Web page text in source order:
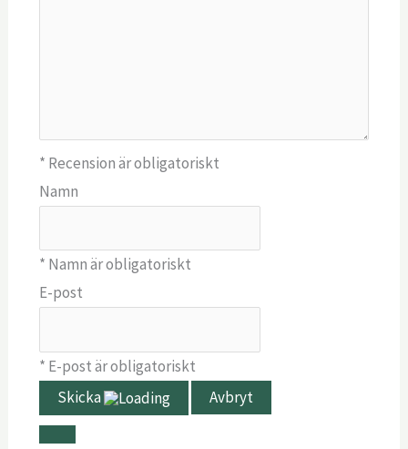
* Recension är obligatoriskt
Namn
* Namn är obligatoriskt
E-post
* E-post är obligatoriskt
Skicka
Avbryt